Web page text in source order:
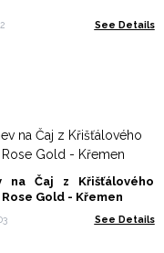
See Details
na Čaj z Křišťálového
Gold - Křemen
See Details